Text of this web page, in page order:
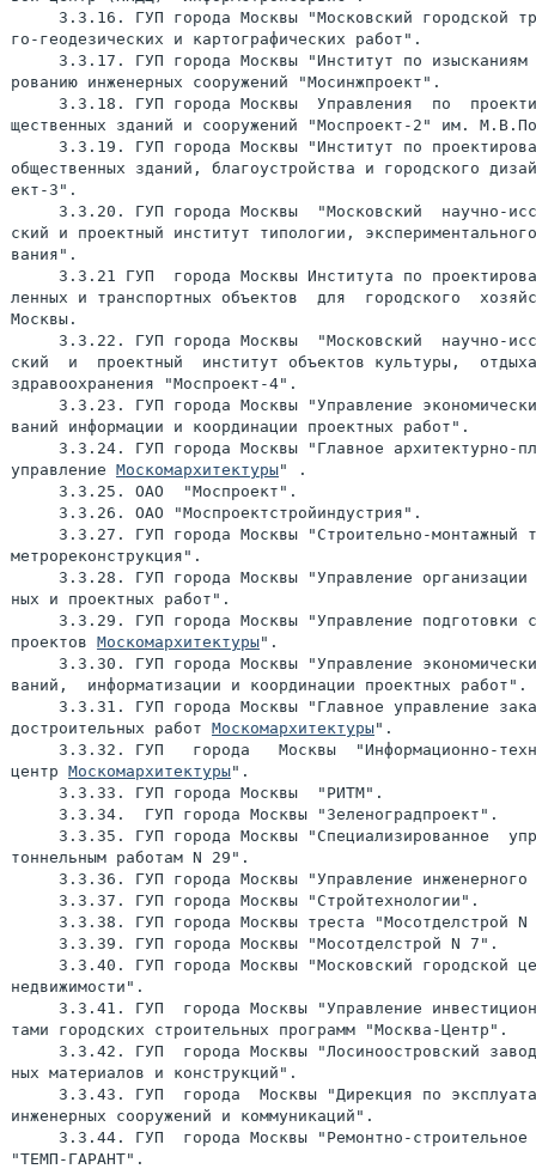
3.3.16. ГУП города Москвы "Московский городской
го-геодезических и картографических работ".
3.3.17. ГУП города Москвы "Институт по изысканиям
рованию инженерных сооружений "Мосинжпроект".
3.3.18. ГУП города Москвы  Управления  по
щественных зданий и сооружений "Моспроект-2" им.
3.3.19. ГУП города Москвы "Институт по
общественных зданий, благоустройства и городского
ект-3".
3.3.20. ГУП города Москвы  "Московский  научно-
ский и проектный институт типологии,
вания".
3.3.21 ГУП  города Москвы Института по
ленных и транспортных объектов  для  городского
Москвы.
3.3.22. ГУП города Москвы  "Московский  научно-
ский  и  проектный  институт объектов культуры,
здравоохранения "Моспроект-4".
3.3.23. ГУП города Москвы "Управление
ваний информации и координации проектных работ".
3.3.24. ГУП города Москвы "Главное архитектурно-
управление Москомархитектуры" .
     3.3.25. ОАО  "Моспроект".
     3.3.26. ОАО "Моспроектстройиндустрия".
3.3.27. ГУП города Москвы "Строительно-монтажный
метрореконструкция".
3.3.28. ГУП города Москвы "Управление организации
ных и проектных работ".
3.3.29. ГУП города Москвы "Управление подготовки
проектов Москомархитектуры".
3.3.30. ГУП города Москвы "Управление
ваний,  информатизации и координации проектных работ".
3.3.31. ГУП города Москвы "Главное управление
достроительных работ Москомархитектуры".
3.3.32. ГУП   города   Москвы  "Информационно-
центр Москомархитектуры".
     3.3.33. ГУП города Москвы  "РИТМ".
     3.3.34.  ГУП города Москвы "Зеленоградпроект".
3.3.35. ГУП города Москвы "Специализированное
тоннельным работам N 29".
3.3.36. ГУП города Москвы "Управление инженерного
     3.3.37. ГУП города Москвы "Стройтехнологии".
3.3.38. ГУП города Москвы треста "Мосотделстрой N
     3.3.39. ГУП города Москвы "Мосотделстрой N 7".
3.3.40. ГУП города Москвы "Московский городской
недвижимости".
3.3.41. ГУП  города Москвы "Управление
тами городских строительных программ "Москва-Центр".
3.3.42. ГУП  города Москвы "Лосиноостровский
ных материалов и конструкций".
3.3.43. ГУП  города  Москвы "Дирекция по
инженерных сооружений и коммуникаций".
3.3.44. ГУП  города Москвы "Ремонтно-строительное
"ТЕМП-ГАРАНТ".